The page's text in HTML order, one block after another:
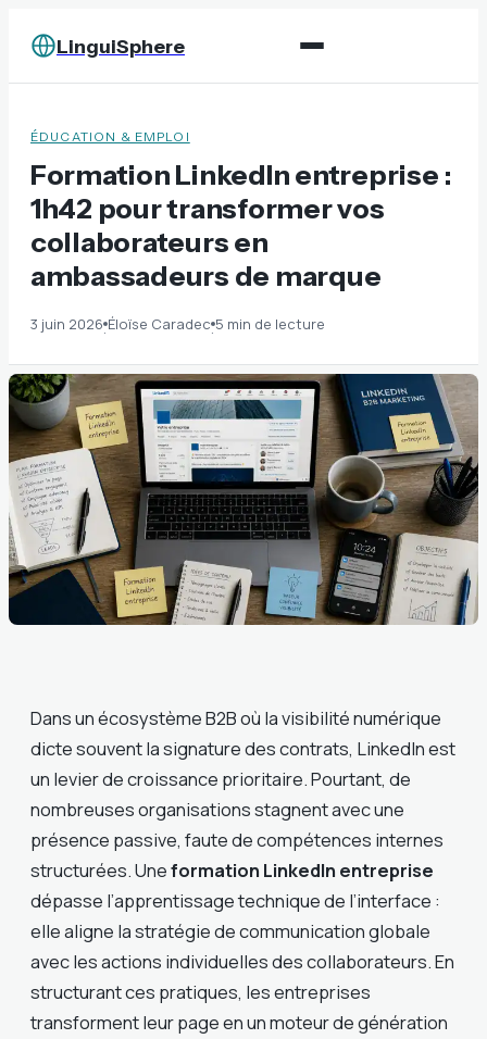
LinguiSphere
ÉDUCATION & EMPLOI
Formation LinkedIn entreprise :
1h42 pour transformer vos
collaborateurs en
ambassadeurs de marque
3 juin 2026·Éloïse Caradec·5 min de lecture
Dans un écosystème B2B où la visibilité numérique
dicte souvent la signature des contrats, LinkedIn est
un levier de croissance prioritaire. Pourtant, de
nombreuses organisations stagnent avec une
présence passive, faute de compétences internes
structurées. Uneformation LinkedIn entreprise
dépasse l’apprentissage technique de l’interface :
elle aligne la stratégie de communication globale
avec les actions individuelles des collaborateurs. En
structurant ces pratiques, les entreprises
transforment leur page en un moteur de génération